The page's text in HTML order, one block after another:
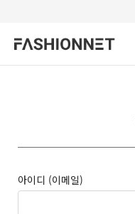
아이디 (이메일)